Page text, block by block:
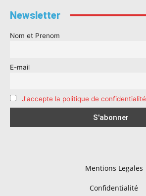
Newsletter
Nom et Prenom
E-mail
J'accepte la politique de confidentialité
Mentions Legales
Confidentialité